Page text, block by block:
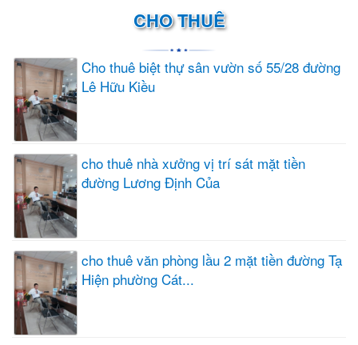
CHO THUÊ
Cho thuê biệt thự sân vườn số 55/28 đường
Lê Hữu Kiều
cho thuê nhà xưởng vị trí sát mặt tiền
đường Lương Định Của
cho thuê văn phòng lầu 2 mặt tiền đường Tạ
Hiện phường Cát...